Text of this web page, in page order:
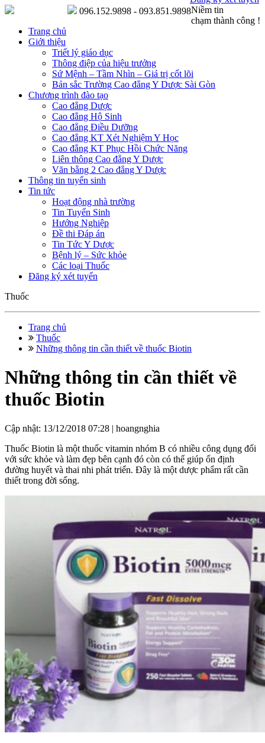
Niềm tin
chạm thành công !
096.152.9898 - 093.851.9898
Trang chủ
Giới thiệu
Triết lý giáo dục
Thông điệp của hiệu trưởng
Sứ Mệnh – Tầm Nhìn – Giá trị cốt lõi
Bản sắc Trường Cao đẳng Y Dược Sài Gòn
Chương trình đào tạo
Cao đẳng Dược
Cao đẳng Hộ Sinh
Cao đẳng Điều Dưỡng
Cao đẳng KT Xét Nghiệm Y Học
Cao đẳng KT Phục Hồi Chức Năng
Liên thông Cao đẳng Y Dược
Văn bằng 2 Cao đẳng Y Dược
Thông tin tuyển sinh
Tin tức
Hoạt động nhà trường
Tin Tuyển Sinh
Hướng Nghiệp
Đề thi Đáp án
Tin Tức Y Dược
Bệnh lý – Sức khỏe
Các loại Thuốc
Đăng ký xét tuyển
Thuốc
Trang chủ
Thuốc
Những thông tin cần thiết về thuốc Biotin
Những thông tin cần thiết về
thuốc Biotin
Cập nhật: 13/12/2018 07:28 | hoangnghia
Thuốc Biotin là một thuốc vitamin nhóm B có nhiều công dụng đối
với sức khỏe và làm đẹp bên cạnh đó còn có thể giúp ổn định
đường huyết và thai nhi phát triển. Đây là một dược phẩm rất cần
thiết trong đời sống.